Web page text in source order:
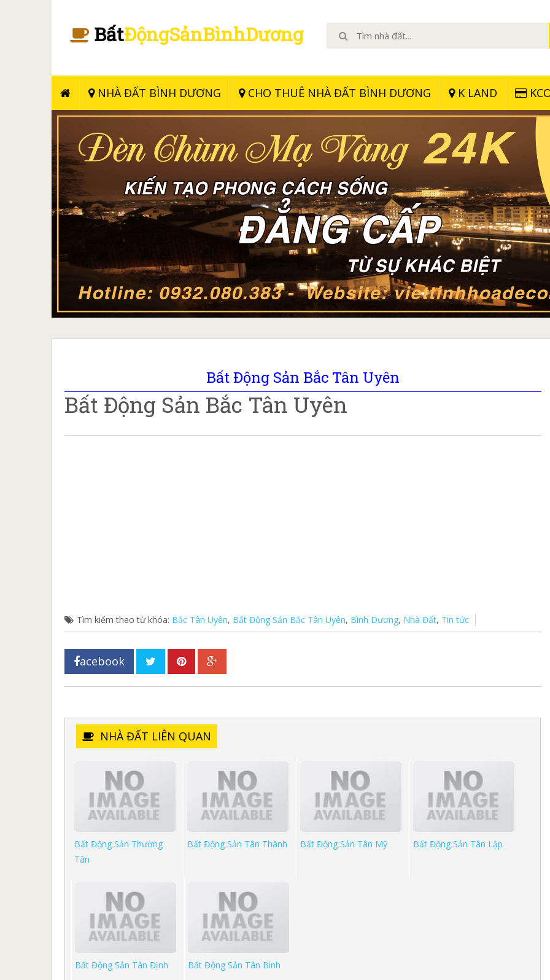
BấtĐộngSảnBìnhDương
NHÀ ĐẤT BÌNH DƯƠNG CHO THUÊ NHÀ ĐẤT BÌNH DƯƠNG K LAND
Bất Động Sản Bắc Tân Uyên
Bất Động Sản Bắc Tân Uyên
Tìm kiếm theo từ khóa: Bắc Tân Uyên, Bất Động Sản Bắc Tân Uyên, Bình Dương, Nhà Đất, Tin tức
acebook
NHÀ ĐẤT LIÊN QUAN
Bất Động Sản Thường
Tân
Bất Động Sản Tân Thành Bất Động Sản Tân Mỹ Bất Động Sản Tân Lập
Bất Động Sản Tân Định Bất Động Sản Tân Bình